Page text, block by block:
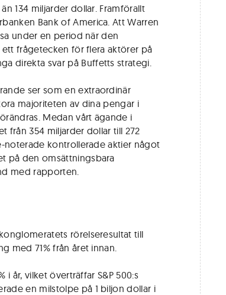
134 miljarder dollar. Framförallt
Bank of America. Att Warren
under en period när den
frågetecken för flera aktörer på
direkta svar på Buffetts strategi.
ser som en extraordinär
majoriteten av dina pengar i
Medan vårt ägande i
från 354 miljarder dollar till 272
noterade kontrollerade aktier något
på den omsättningsbara
med rapporten.
rörelseresultat till
med 71% från året innan.
i år, vilket överträffar S&P 500:s
en milstolpe på 1 biljon dollar i